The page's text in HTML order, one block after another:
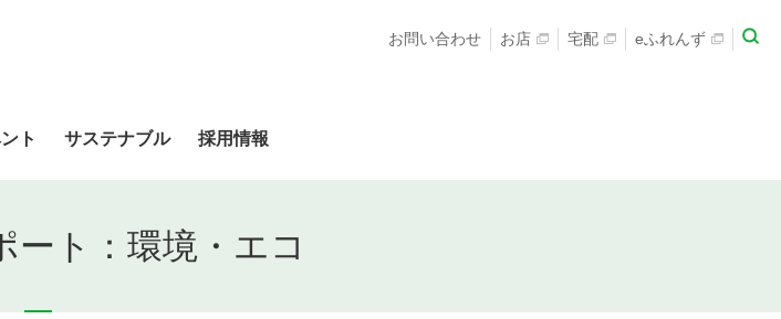
ト サステナブル 採用情報
お問い合わせ お店 宅配 eふれんず
ート：環境・エコ